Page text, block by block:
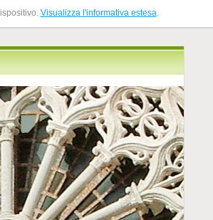
Visualizza l'informativa estesa.